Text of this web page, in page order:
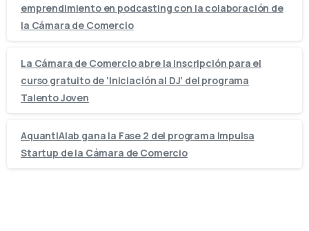
emprendimiento en podcasting con la colaboración de
la Cámara de Comercio
La Cámara de Comercio abre la inscripción para el
curso gratuito de ‘Iniciación al DJ’ del programa
Talento Joven
AquantIAlab gana la Fase 2 del programa Impulsa
Startup de la Cámara de Comercio